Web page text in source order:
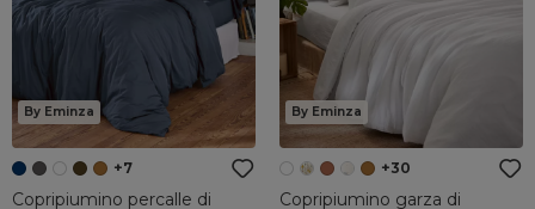
By Eminza
+7
Copripiumino percalle di
By Eminza
+30
Copripiumino garza di